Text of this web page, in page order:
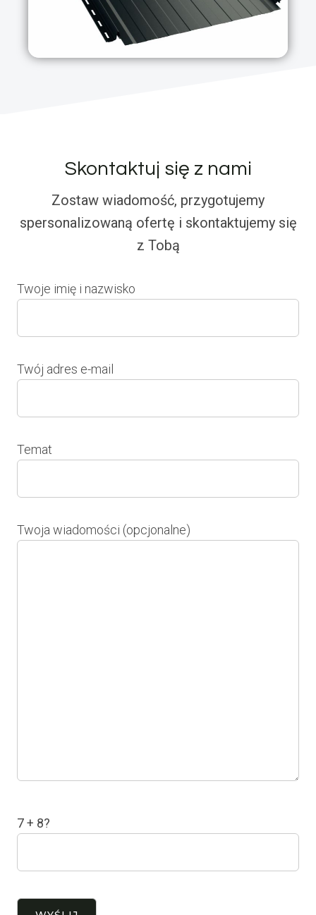
Skontaktuj się z nami
Zostaw wiadomość, przygotujemy
spersonalizowaną ofertę i skontaktujemy się
z Tobą
Twoje imię i nazwisko
Twój adres e-mail
Temat
Twoja wiadomości (opcjonalne)
7 + 8?